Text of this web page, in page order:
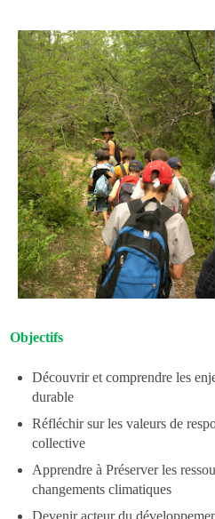
Objectifs
Découvrir et comprendre les
durable
Réfléchir sur les valeurs de
collective
Apprendre à Préserver les
changements climatiques
Devenir acteur du